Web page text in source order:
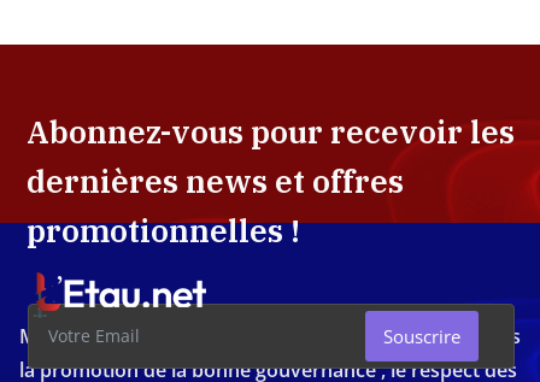
Abonnez-vous pour recevoir les
dernières news et offres
promotionnelles !
Souscrire
Média d'investigation ivoirien résolument engagé dans
la promotion de la bonne gouvernance , le respect des